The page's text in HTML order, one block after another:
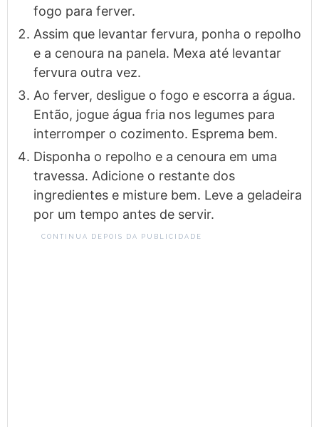
fogo para ferver.
Assim que levantar fervura, ponha o repolho
e a cenoura na panela. Mexa até levantar
fervura outra vez.
Ao ferver, desligue o fogo e escorra a água.
Então, jogue água fria nos legumes para
interromper o cozimento. Esprema bem.
Disponha o repolho e a cenoura em uma
travessa. Adicione o restante dos
ingredientes e misture bem. Leve a geladeira
por um tempo antes de servir.
CONTINUA DEPOIS DA PUBLICIDADE